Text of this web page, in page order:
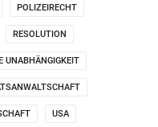
POLIZEIRECHT
RESOLUTION
UNABHÄNGIGKEIT
USA